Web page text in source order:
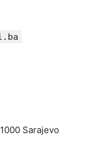
Sarajevo